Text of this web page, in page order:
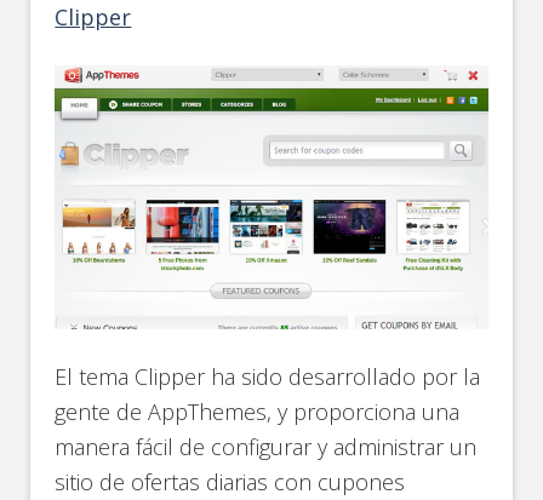
Clipper
El tema Clipper ha sido desarrollado por la
gente de AppThemes, y proporciona una
manera fácil de configurar y administrar un
sitio de ofertas diarias con cupones